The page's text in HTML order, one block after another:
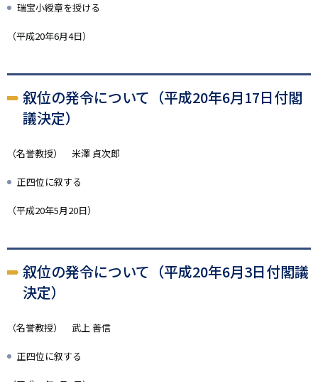
瑞宝小綬章を授ける
（平成20年6月4日）
叙位の発令について（平成20年6月17日付閣
議決定）
（名誉教授） 米澤 貞次郎
正四位に叙する
（平成20年5月20日）
叙位の発令について（平成20年6月3日付閣議
決定）
（名誉教授） 武上 善信
正四位に叙する